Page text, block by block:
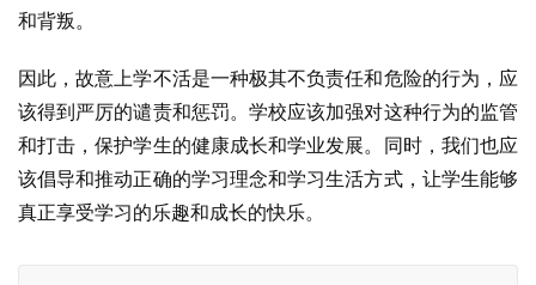
和背叛。
因此，故意上学不活是一种极其不负责任和危险的行为，应
该得到严厉的谴责和惩罚。学校应该加强对这种行为的监管
和打击，保护学生的健康成长和学业发展。同时，我们也应
该倡导和推动正确的学习理念和学习生活方式，让学生能够
真正享受学习的乐趣和成长的快乐。